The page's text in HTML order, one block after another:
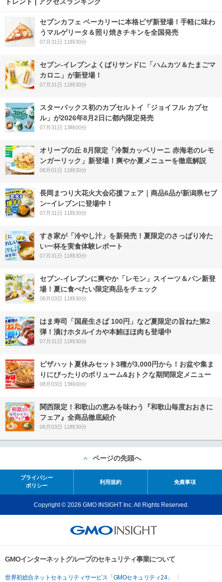
セブンカフェ ベーカリーに本格ピザ新登場！手軽に味わ
うマルゲリータ＆照り焼きチキンを全国発売
07月31日 11時30分
セブン‐イレブンよくばりサンドに「ハムカツ＆たまごマ
カロニ」が新登場！
07月31日 11時30分
スターバックス初のカプセルトイ「ジョイフル カプセ
ル」が2026年8月2日に都内限定発売
07月31日 13時00分
オリーブの丘 8月限定「冷製カッペリーニ 赤海老のレモ
ンガーリック」新登場！爽やか夏メニューを徹底解説
08月01日 11時30分
長岡まつり大花火大会応援フェア｜商品6品が新潟県セブ
ン−イレブンに登場中！
07月31日 11時30分
すき家が「冷やし汁」を新発売！夏限定のさっぱり冷た
い一杯を実食体験レポート
07月31日 11時30分
セブン‐イレブンに爽やか「レモン」スイーツ＆パン新登
場！夏に食べたい限定商品をチェック
08月03日 11時30分
はま寿司「国産生さば 100円」など夏限定の旨ねた第2
弾！漬けホタルイカや本鮪ほほ肉も登場中
07月31日 11時30分
ピザハット夏休みセット3種が3,000円から！お盆や集ま
りにぴったりのボリューム&おトクな期間限定メニュー
08月03日 13時00分
関西限定！和歌山の恵みを味わう『和歌山毎度おおきに
フェア』全商品徹底紹介
08月03日 11時30分
ページの先頭へ
プライバシー
ポリシー
利用規約 免責事項
Copyright © 2026 GMO INSIGHT Inc. All Rights Reserved.
GMOインターネットグループのセキュリティ事業について
世界初総合ネットセキュリティサービス「GMOセキュリティ24」